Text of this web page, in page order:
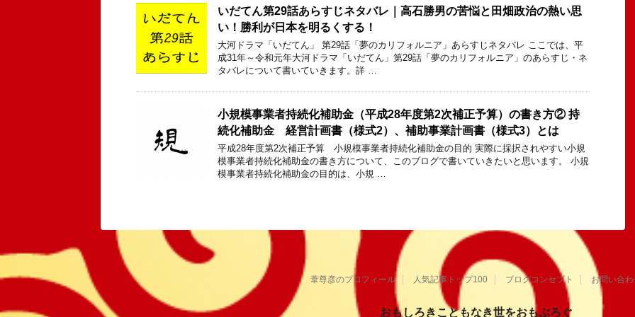
いだてん第29話あらすじネタバレ｜高石勝男の苦悩と田畑政治の熱い思
い！勝利が日本を明るくする！
大河ドラマ「いだてん」 第29話「夢のカリフォルニア」あらすじネタバレ ここでは、平
成31年～令和元年大河ドラマ「いだてん」第29話「夢のカリフォルニア」のあらすじ・ネ
タバレについて書いていきます。詳 …
小規模事業者持続化補助金（平成28年度第2次補正予算）の書き方② 持
続化補助金 経営計画書（様式2）、補助事業計画書（様式3）とは
平成28年度第2次補正予算 小規模事業者持続化補助金の目的 実際に採択されやすい小規
模事業者持続化補助金の書き方について、このブログで書いていきたいと思います。 小規
模事業者持続化補助金の目的は、小規 …
葦尊彦のプロフィール 人気記事トップ100 ブログコンセプト お問い合
おもしろきこともなき世をおもぶろぐ